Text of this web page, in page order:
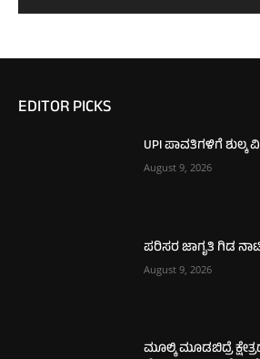
EDITOR PICKS
UPI ಪಾವತಿಗಳಿಗೆ ಶುಲ್ಕ
August 9, 2026
ಪರಿಸರ ಜಾಗೃತಿ ಗಿಡ
August 9, 2026
ಮೂಲ್ಕಿ ಮೂಡಬಿದ್ರೆ